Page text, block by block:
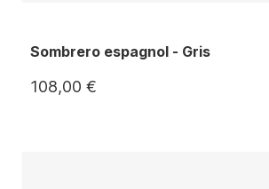
Sombrero espagnol - Gris
108,00 €